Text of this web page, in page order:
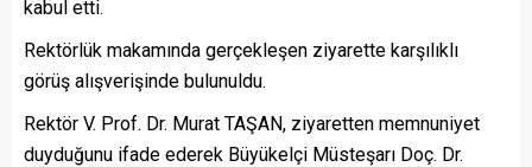
kabul etti.
Rektörlük makamında gerçekleşen ziyarette karşılıklı
görüş alışverişinde bulunuldu.
Rektör V. Prof. Dr. Murat TAŞAN, ziyaretten memnuniyet
duyduğunu ifade ederek Büyükelçi Müsteşarı Doç. Dr.